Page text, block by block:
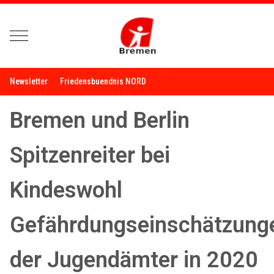
Mobile Menu Toggle
Newsletter Friedensbuendnis NORD
Bremen und Berlin
Spitzenreiter bei
Kindeswohl
der Jugendämter in 2020